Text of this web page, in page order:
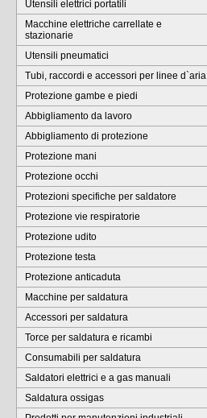
Utensili elettrici portatili
Macchine elettriche carrellate e
stazionarie
Utensili pneumatici
Tubi, raccordi e accessori per linee d`aria
Protezione gambe e piedi
Abbigliamento da lavoro
Abbigliamento di protezione
Protezione mani
Protezione occhi
Protezioni specifiche per saldatore
Protezione vie respiratorie
Protezione udito
Protezione testa
Protezione anticaduta
Macchine per saldatura
Accessori per saldatura
Torce per saldatura e ricambi
Consumabili per saldatura
Saldatori elettrici e a gas manuali
Saldatura ossigas